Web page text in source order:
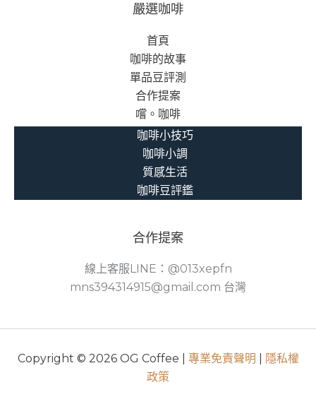
嚴選咖啡
首頁
咖啡的故事
單品豆評測
合作提案
嚐。咖啡
咖啡小技巧
咖啡小調
質感生活
咖啡豆評鑑
合作提案
線上客服LINE：@013xepfn
mns394314915@gmail.com 台灣
Copyright © 2026 OG Coffee | 專業免責聲明
隱私權
政策